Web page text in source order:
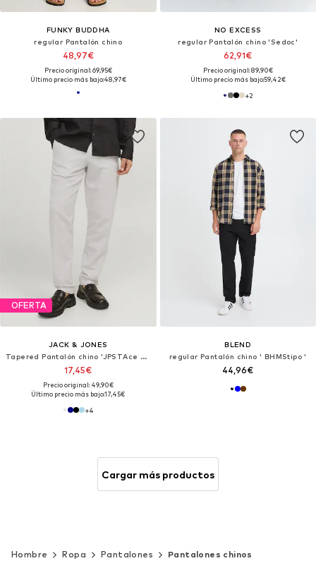
FUNKY BUDDHA
regular Pantalón chino
48,97€
Precio original: 69,95€
Último precio más bajo:48,97€
NO EXCESS
regular Pantalón chino 'Sedoc'
62,91€
Precio original: 89,90€
Último precio más bajo:59,42€
+2
OFERTA
JACK & JONES
Tapered Pantalón chino 'JPSTAce JJSummer'
17,45€
Precio original: 49,90€
Último precio más bajo:17,45€
+4
BLEND
regular Pantalón chino ' BHMStipo '
44,96€
Cargar más productos
Hombre Ropa Pantalones Pantalones chinos